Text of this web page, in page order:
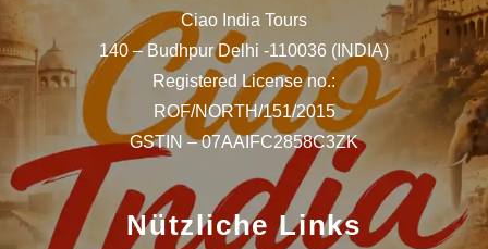
Ciao India Tours
140 – Budhpur Delhi -110036 (INDIA)
Registered License no.:
ROF/NORTH/151/2015
GSTIN – 07AAIFC2858C3ZK
Nützliche Links